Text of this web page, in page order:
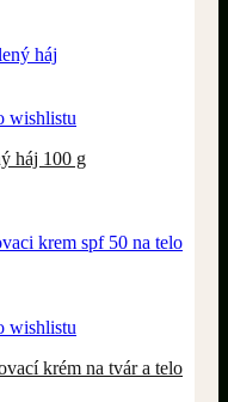
wishlistu
háj 100 g
wishlistu
krém na tvár a telo